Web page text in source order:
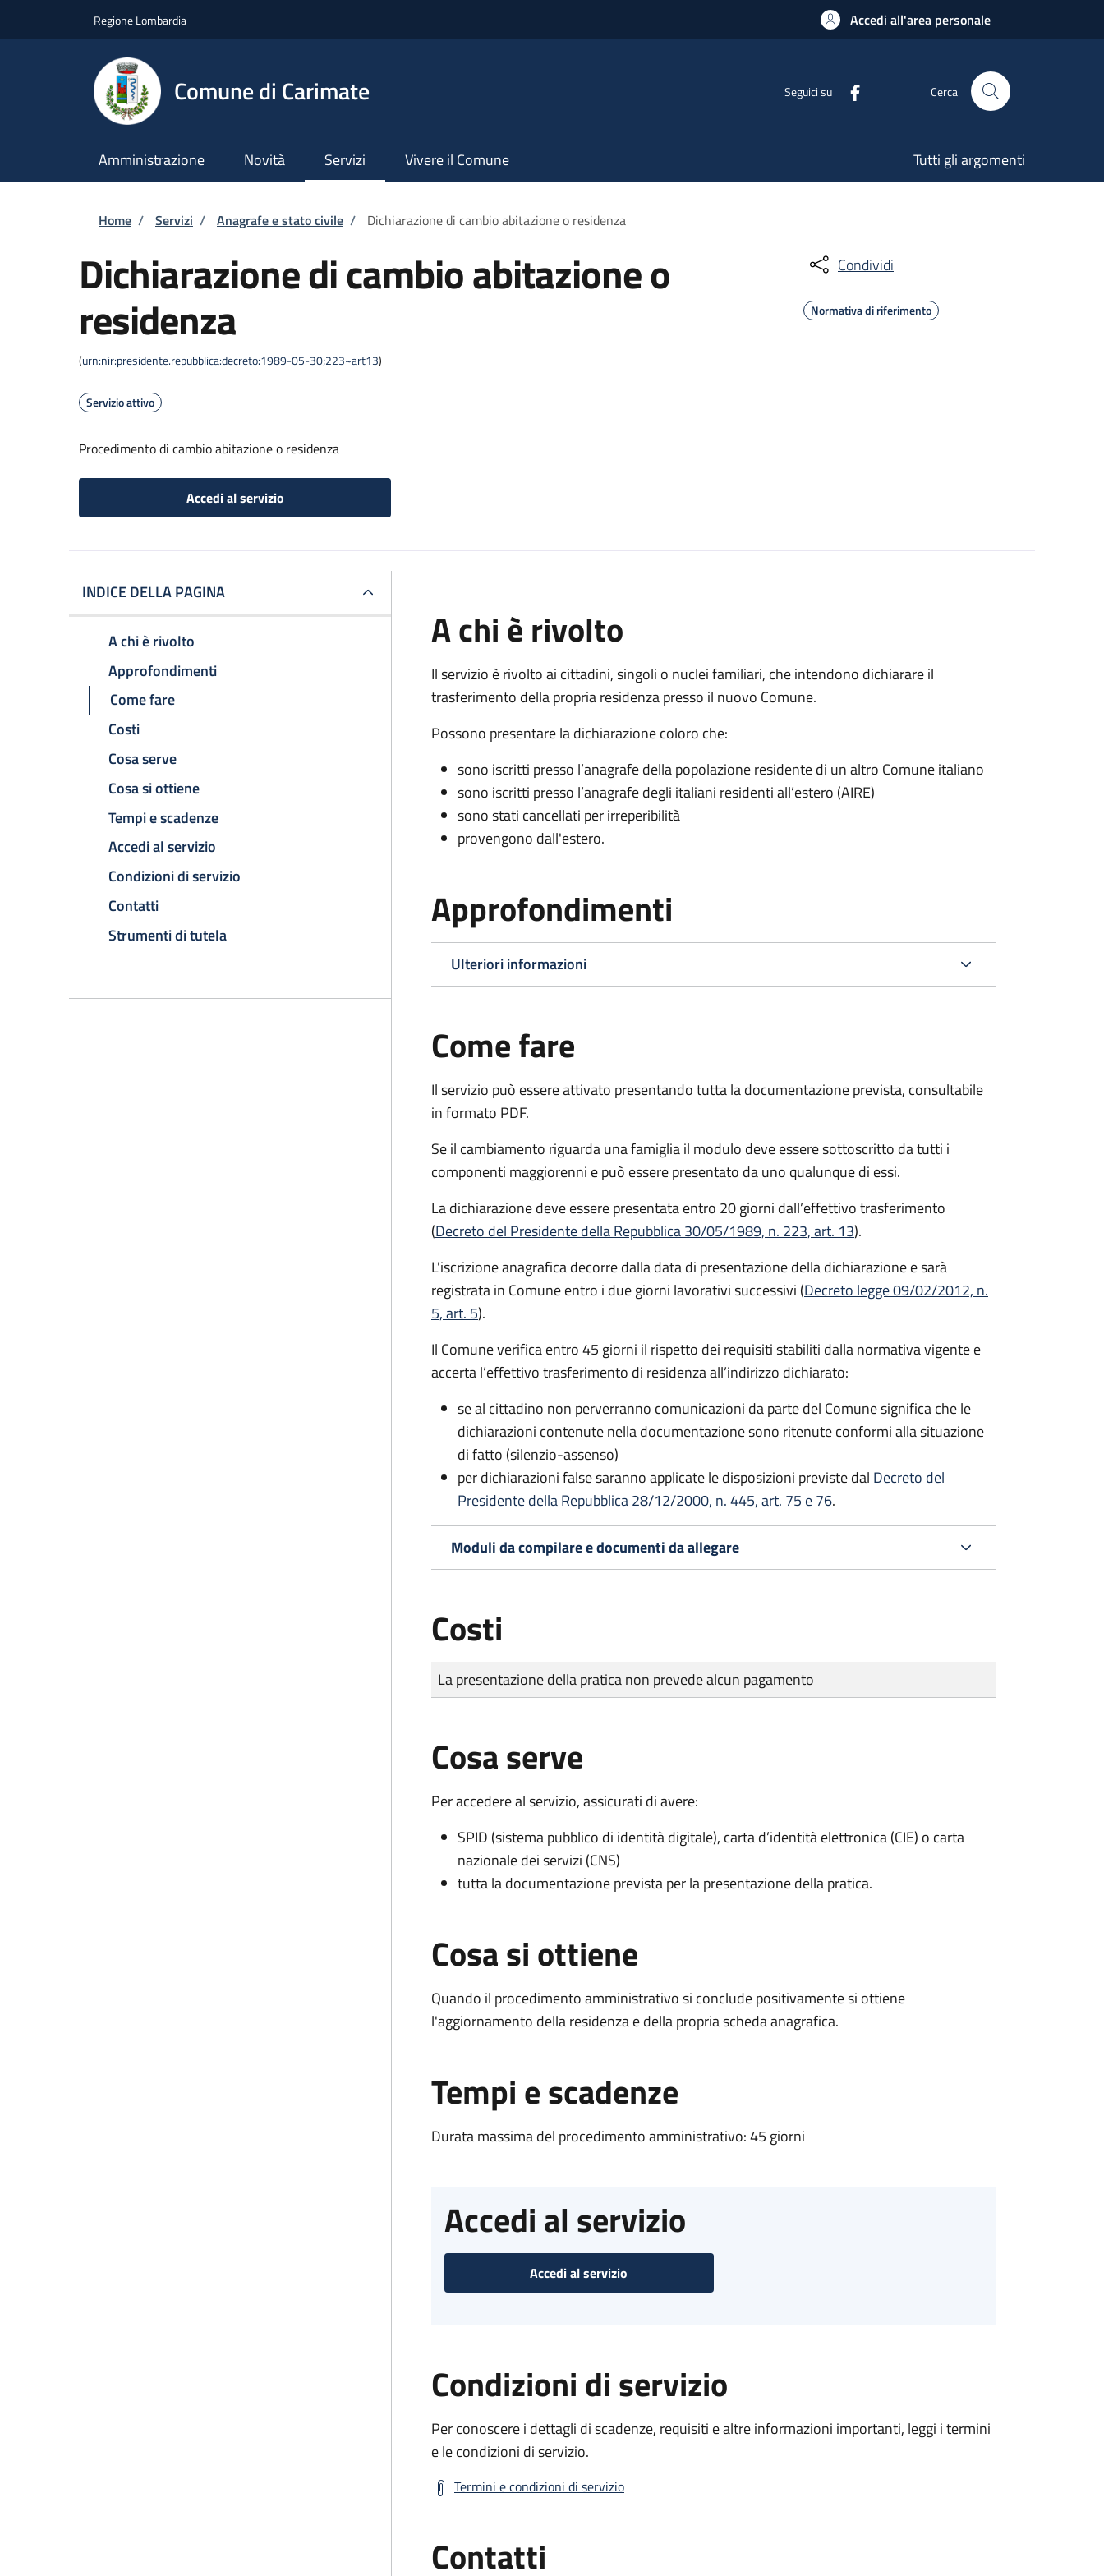
Regione Lombardia Accedi all'area personale
Comune di Carimate Seguici su Cerca
Amministrazione Novità Servizi Vivere il Comune Tutti gli argomenti
Briciole di pane
Home / Servizi / Anagrafe e stato civile / Dichiarazione di cambio abitazione o residenza
Dichiarazione di cambio abitazione o
residenza
(urn:nir:presidente.repubblica:decreto:1989-05-30;223~art13)
Servizio attivo
Procedimento di cambio abitazione o residenza
Accedi al servizio
Condividi
Normativa di riferimento
INDICE DELLA PAGINA
A chi è rivolto
Approfondimenti
Come fare
Costi
Cosa serve
Cosa si ottiene
Tempi e scadenze
Accedi al servizio
Condizioni di servizio
Contatti
Strumenti di tutela
A chi è rivolto
Il servizio è rivolto ai cittadini, singoli o nuclei familiari, che intendono dichiarare il
trasferimento della propria residenza presso il nuovo Comune.
Possono presentare la dichiarazione coloro che:
sono iscritti presso l’anagrafe della popolazione residente di un altro Comune italiano
sono iscritti presso l’anagrafe degli italiani residenti all’estero (AIRE)
sono stati cancellati per irreperibilità
provengono dall'estero.
Approfondimenti
Ulteriori informazioni
Come fare
Il servizio può essere attivato presentando tutta la documentazione prevista, consultabile
in formato PDF.
Se il cambiamento riguarda una famiglia il modulo deve essere sottoscritto da tutti i
componenti maggiorenni e può essere presentato da uno qualunque di essi.
La dichiarazione deve essere presentata entro 20 giorni dall’effettivo trasferimento
(Decreto del Presidente della Repubblica 30/05/1989, n. 223, art. 13).
L'iscrizione anagrafica decorre dalla data di presentazione della dichiarazione e sarà
registrata in Comune entro i due giorni lavorativisuccessivi (Decreto legge 09/02/2012, n.
5, art. 5).
Il Comune verifica entro45 giorni il rispetto dei requisiti stabiliti dalla normativa vigente e
accerta l’effettivo trasferimento di residenza all’indirizzo dichiarato:
se al cittadino non perverranno comunicazioni da parte del Comune significa che le
dichiarazioni contenute nella documentazione sono ritenute conformi alla situazione
di fatto (silenzio-assenso)
per dichiarazioni false saranno applicate le disposizioni previste dal Decreto del
Presidente della Repubblica 28/12/2000, n. 445, art. 75 e 76.
Moduli da compilare e documenti da allegare
Costi
Tipo di pagamento
Importo
La presentazione della pratica non prevede alcun pagamento
Cosa serve
Per accedere al servizio, assicurati di avere:
SPID (sistema pubblico di identità digitale), carta d’identità elettronica (CIE) o carta
nazionale dei servizi (CNS)
tutta la documentazione prevista per la presentazione della pratica.
Cosa si ottiene
Quando il procedimento amministrativo si conclude positivamente si ottiene
l'aggiornamento della residenza e della propria scheda anagrafica.
Tempi e scadenze
Durata massima del procedimento amministrativo: 45 giorni
Accedi al servizio
Accedi al servizio
Condizioni di servizio
Per conoscere i dettagli di scadenze, requisiti e altre informazioni importanti, leggi i termini
e le condizioni di servizio.
Termini e condizioni di servizio
Contatti